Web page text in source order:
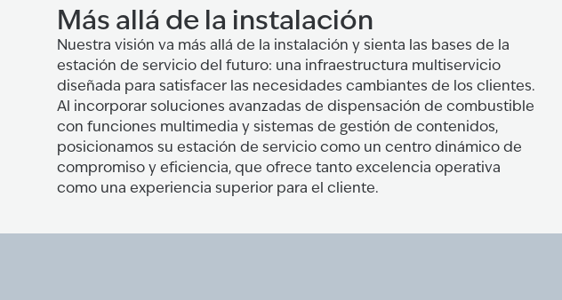
Más allá de la instalación
Nuestra visión va más allá de la instalación y sienta las bases de la
estación de servicio del futuro: una infraestructura multiservicio
diseñada para satisfacer las necesidades cambiantes de los clientes.
Al incorporar soluciones avanzadas de dispensación de combustible
con funciones multimedia y sistemas de gestión de contenidos,
posicionamos su estación de servicio como un centro dinámico de
compromiso y eficiencia, que ofrece tanto excelencia operativa
como una experiencia superior para el cliente.